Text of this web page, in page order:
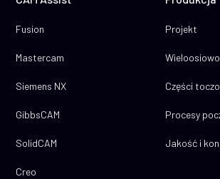
Fusion
Mastercam
Siemens NX
GibbsCAM
SolidCAM
Creo
Projekt
Części
Procesy
Jakość i